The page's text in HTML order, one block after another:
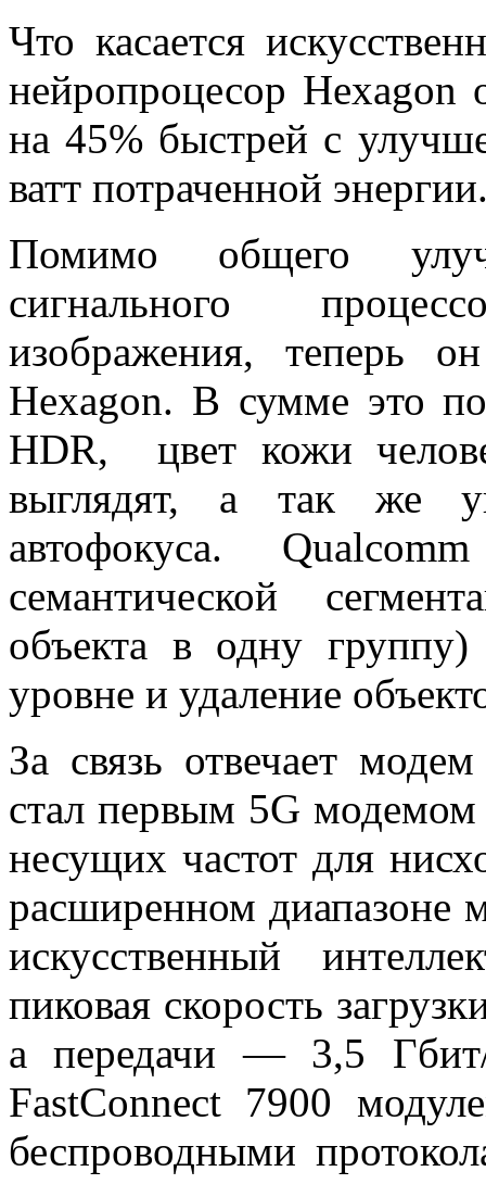
Что касается
нейропроцесор Hexagon
на 45% быстрей с
ватт потраченной
Помимо общего
сигнального
изображения, теперь
Hexagon. В сумме это
HDR, цвет кожи
выглядят, а так же
автофокуса.
семантической
объекта в одну
уровне и удаление
За связь отвечает
стал первым 5G
несущих частот для
расширенном диапазоне
искусственный
пиковая скорость
а передачи — 3,5
FastConnect 7900
беспроводными